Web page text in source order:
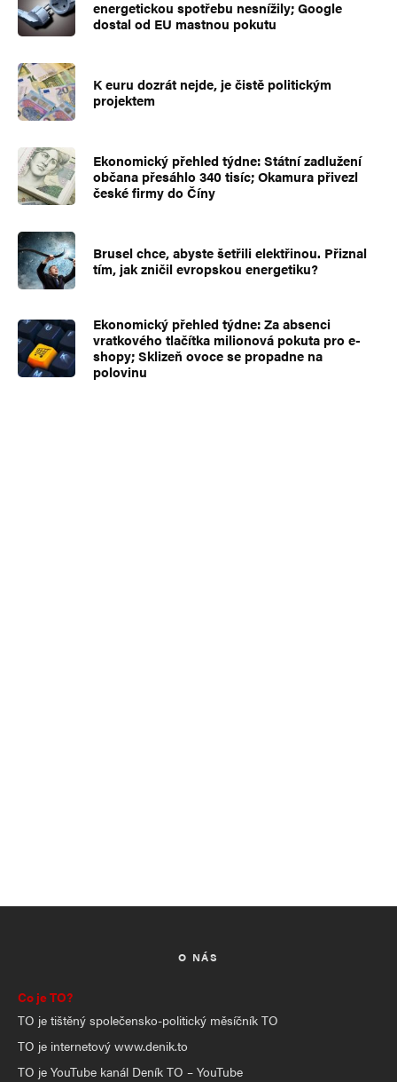
energetickou spotřebu nesnížily; Google
dostal od EU mastnou pokutu
K euru dozrát nejde, je čistě politickým
projektem
Ekonomický přehled týdne: Státní zadlužení
občana přesáhlo 340 tisíc; Okamura přivezl
české firmy do Číny
Brusel chce, abyste šetřili elektřinou. Přiznal
tím, jak zničil evropskou energetiku?
Ekonomický přehled týdne: Za absenci
vratkového tlačítka milionová pokuta pro e-
shopy; Sklizeň ovoce se propadne na
polovinu
O NÁS
Co je TO?
TO je tištěný společensko-politický měsíčník TO
TO je internetový www.denik.to
TO je YouTube kanál Deník TO – YouTube